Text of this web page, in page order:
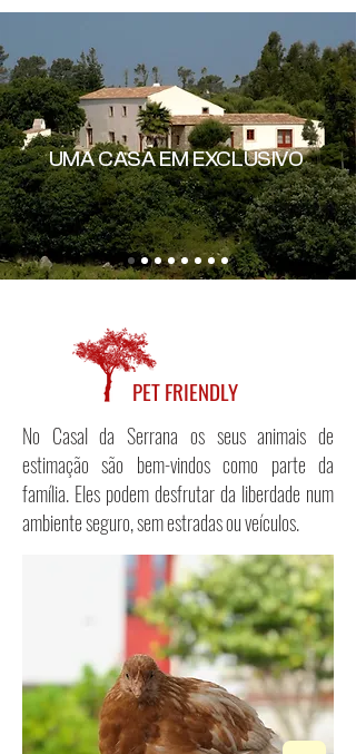
UMA CASA EM EXCLUSIVO
PET FRIENDLY
No Casal da Serrana os seus animais de
estimação são bem-vindos como parte da
família. Eles podemdesfrutar da liberdade num
ambiente seguro, sem estradas ou veículos.